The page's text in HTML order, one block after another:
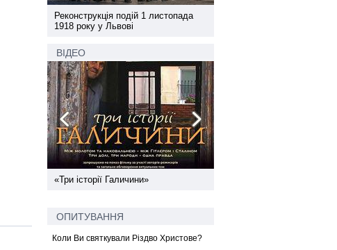
Реконструкція подій 1 листопада
1918 року у Львові
ВІДЕО
«Три історії Галичини»
ОПИТУВАННЯ
Коли Ви святкували Різдво Христове?